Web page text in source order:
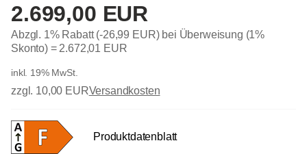
2.699,00 EUR
Abzgl. 1% Rabatt (-26,99 EUR) bei Überweisung (1%
Skonto) = 2.672,01 EUR
inkl. 19% MwSt.
zzgl. 10,00 EURVersandkosten
Produktdatenblatt